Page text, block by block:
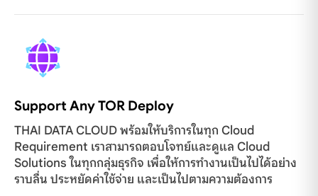
Support Any TOR Deploy
THAI DATA CLOUD พร้อมให้บริการในทุก Cloud
Requirement เราสามารถตอบโจทย์และดูแล Cloud
Solutions ในทุกกลุ่มธุรกิจ เพื่อให้การทำงานเป็นไปได้อย่าง
ราบลื่น ประหยัดค่าใช้จ่าย และเป็นไปตามความต้องการ